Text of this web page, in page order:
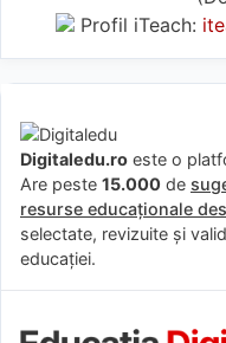
Profil iTeach:
Digitaledu.ro este o
Are peste 15.000 de
resurse educaționale
selectate, revizuite și
educației.